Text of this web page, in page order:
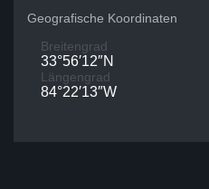
Geografische Koordinaten
Breitengrad
33°56′12″N
Längengrad
84°22′13″W